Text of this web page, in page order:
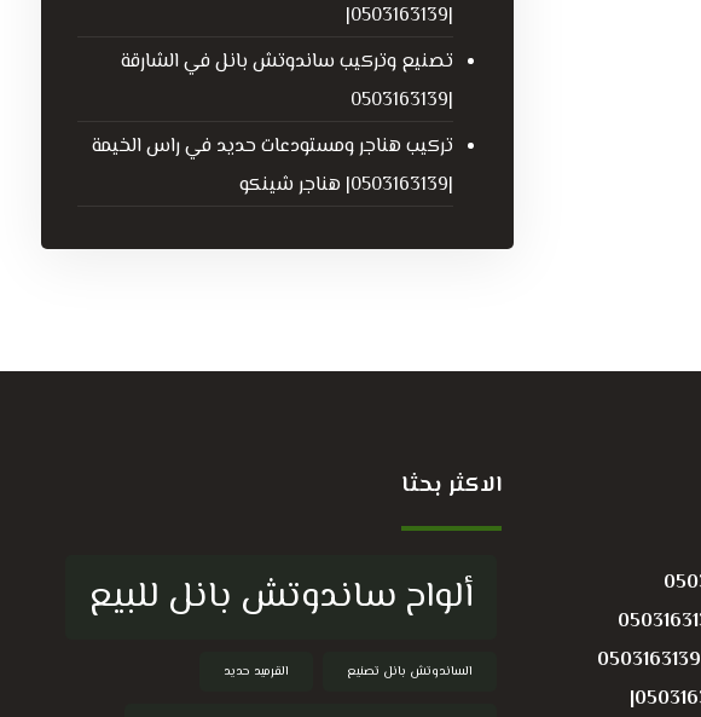
|0503163139|
تصنيع وتركيب ساندوتش بانل في الشارقة
|0503163139
تركيب هناجر ومستودعات حديد في راس الخيمة
|0503163139| هناجر شينكو
الاكثر بحثا
ألواح ساندوتش بانل للبيع
الساندوتش بانل تصنيع القرميد حديد